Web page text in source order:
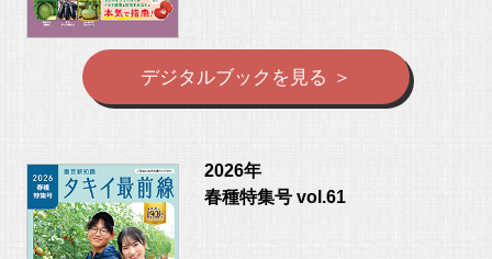
デジタルブックを見る ＞
2026年
春種特集号 vol.61